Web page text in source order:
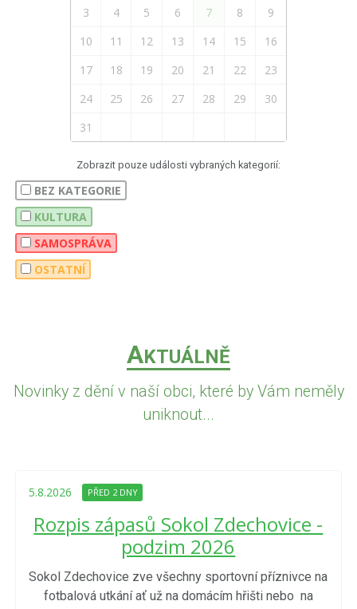
3 4 5 6 7 8
9
10
11 12 13 14 15
16
17
18 19 20 21 22
23
24
25 26 27 28 29
30
31
Zobrazit pouze události vybraných kategorií:
BEZ KATEGORIE
KULTURA
SAMOSPRÁVA
OSTATNÍ
AKTUÁLNĚ
Novinky z dění v naší obci, které by Vám neměly
uniknout...
5.8.2026 PŘED 2 DNY
Rozpis zápasů Sokol Zdechovice -
podzim 2026
Sokol Zdechovice zve všechny sportovní příznivce na
fotbalová utkání ať už na domácím hřišti nebo na